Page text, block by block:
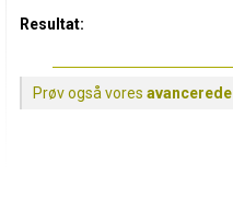
Resultat:
Prøv også vores avancerede